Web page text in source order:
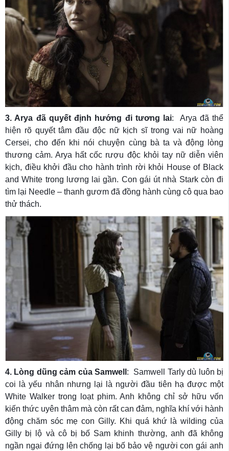
3. Arya đã quyết định hướng đi tương lai: Arya đã thể
hiện rõ quyết tâm đầu độc nữ kịch sĩ trong vai nữ hoàng
Cersei, cho đến khi nói chuyện cùng bà ta và động lòng
thương cảm. Arya hất cốc rượu độc khỏi tay nữ diễn viên
kịch, điều khởi đầu cho hành trình rời khỏi House of Black
and White trong lương lai gần. Con gái út nhà Stark còn đi
tìm lại Needle – thanh gươm đã đồng hành cùng cô qua bao
thử thách.
4. Lòng dũng cảm của Samwell : Samwell Tarly dù luôn bị
coi là yếu nhân nhưng lại là người đầu tiên hạ được một
White Walker trong loạt phim. Anh không chỉ sở hữu vốn
kiến thức uyên thâm mà còn rất can đảm, nghĩa khí với hành
động chăm sóc mẹ con Gilly. Khi quá khứ là wilding của
Gilly bị lộ và cô bị bố Sam khinh thường, anh đã không
ngần ngại đứng lên chống lại bố bảo vệ người con gái anh